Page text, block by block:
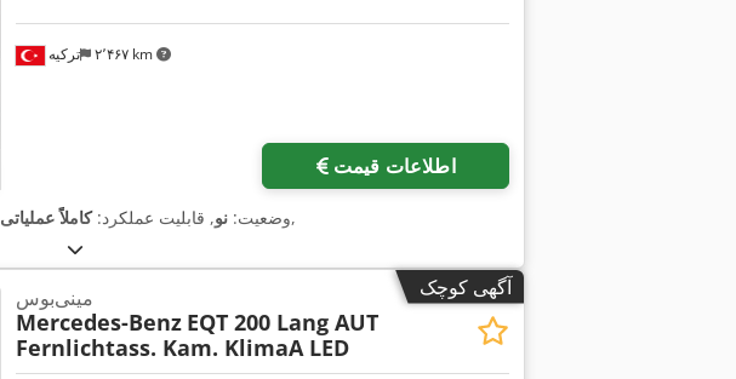
ترکیه ۲٬۴۶۷ km
اطلاعات قیمت
وضعیت: نو, قابلیت عملکرد:کاملاً عملیاتی ,
آگهی کوچک مینی‌بوس
Mercedes-Benz EQT 200 Lang AUT
Fernlichtass. Kam. KlimaA LED